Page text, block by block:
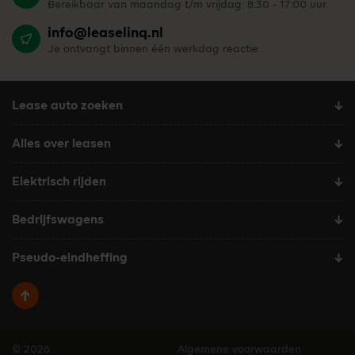
Bereikbaar van maandag t/m vrijdag: 8:30 - 17:00 uur.
info@leaselinq.nl
Je ontvangt binnen één werkdag reactie
Lease auto zoeken
Alles over leasen
Elektrisch rijden
Bedrijfswagens
Pseudo-eindheffing
Terug naar boven
© 2026 Algemene voorwaarden